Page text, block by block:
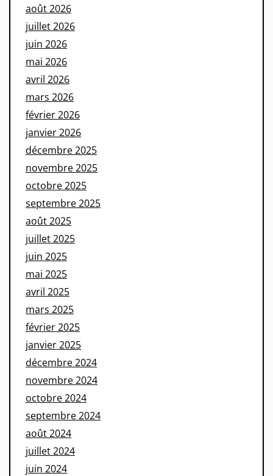
août 2026
juillet 2026
juin 2026
mai 2026
avril 2026
mars 2026
février 2026
janvier 2026
décembre 2025
novembre 2025
octobre 2025
septembre 2025
août 2025
juillet 2025
juin 2025
mai 2025
avril 2025
mars 2025
février 2025
janvier 2025
décembre 2024
novembre 2024
octobre 2024
septembre 2024
août 2024
juillet 2024
juin 2024